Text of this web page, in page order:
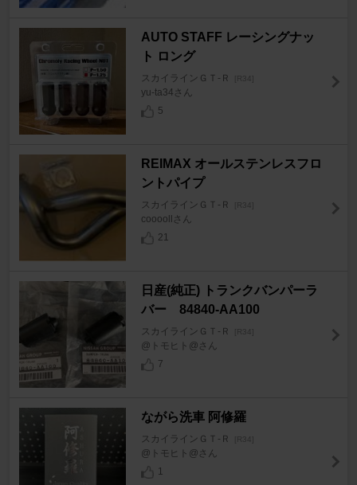
AUTO STAFF レーシングナッ
ト ロング
スカイラインＧＴ‐Ｒ [R34]
yu-ta34さん
5
REIMAX オールステンレスフロ
ントパイプ
スカイラインＧＴ‐Ｒ [R34]
coooollさん
21
日産(純正) トランクバンパーラ
バー 84840-AA100
スカイラインＧＴ‐Ｒ [R34]
@トモヒト@さん
7
ながら洗車 阿修羅
スカイラインＧＴ‐Ｒ [R34]
@トモヒト@さん
1